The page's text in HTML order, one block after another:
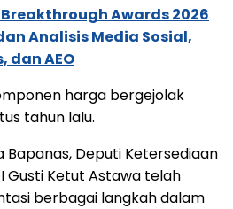
Awards 2026
Analisis Media Sosial,
dan AEO
harga bergejolak
tahun lalu.
Bapanas, Deputi Ketersediaan
Gusti Ketut Astawa telah
berbagai langkah dalam